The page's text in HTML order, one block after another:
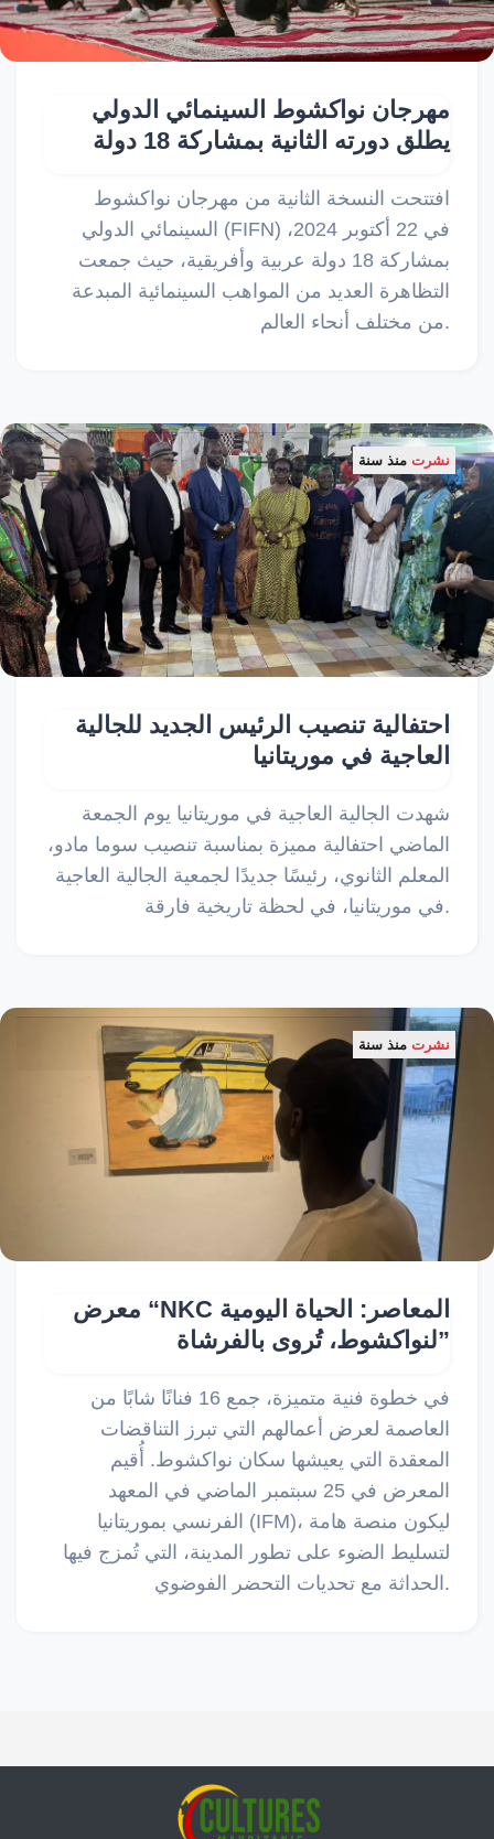
مهرجان نواكشوط السينمائي الدولي
يطلق دورته الثانية بمشاركة 18 دولة
افتتحت النسخة الثانية من مهرجان نواكشوط
السينمائي الدولي (FIFN) في 22 أكتوبر 2024،
بمشاركة 18 دولة عربية وأفريقية، حيث جمعت
التظاهرة العديد من المواهب السينمائية المبدعة
من مختلف أنحاء العالم.
نشرت منذ سنة
احتفالية تنصيب الرئيس الجديد للجالية
العاجية في موريتانيا
شهدت الجالية العاجية في موريتانيا يوم الجمعة
الماضي احتفالية مميزة بمناسبة تنصيب سوما مادو،
المعلم الثانوي، رئيسًا جديدًا لجمعية الجالية العاجية
في موريتانيا، في لحظة تاريخية فارقة.
نشرت منذ سنة
معرض “NKC المعاصر: الحياة اليومية
لنواكشوط، تُروى بالفرشاة”
في خطوة فنية متميزة، جمع 16 فنانًا شابًا من
العاصمة لعرض أعمالهم التي تبرز التناقضات
المعقدة التي يعيشها سكان نواكشوط. أُقيم
المعرض في 25 سبتمبر الماضي في المعهد
الفرنسي بموريتانيا (IFM)، ليكون منصة هامة
لتسليط الضوء على تطور المدينة، التي تُمزج فيها
الحداثة مع تحديات التحضر الفوضوي.